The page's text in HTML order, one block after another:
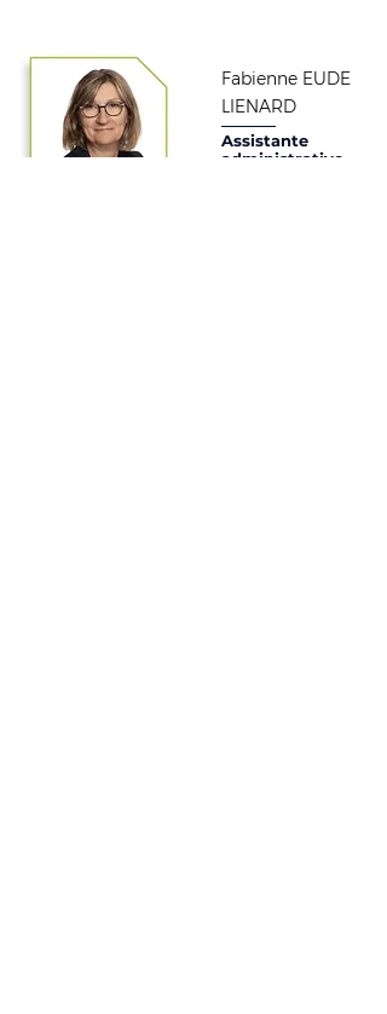
Fabienne EUDE
LIENARD
Assistante
administrative